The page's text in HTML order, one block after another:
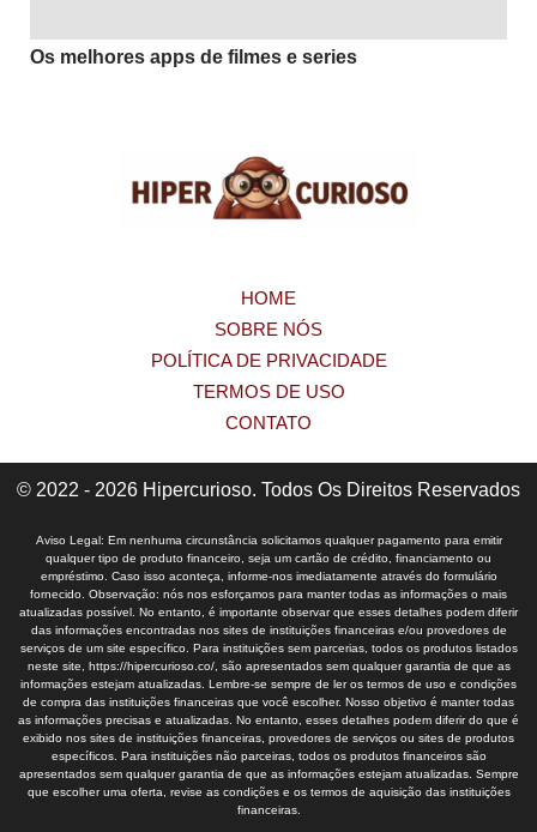
Os melhores apps de filmes e series
HOME
SOBRE NÓS
POLÍTICA DE PRIVACIDADE
TERMOS DE USO
CONTATO
© 2022 - 2026 Hipercurioso. Todos Os Direitos Reservados
Aviso Legal: Em nenhuma circunstância solicitamos qualquer pagamento para emitir
qualquer tipo de produto financeiro, seja um cartão de crédito, financiamento ou
empréstimo. Caso isso aconteça, informe-nos imediatamente através do formulário
fornecido. Observação: nós nos esforçamos para manter todas as informações o mais
atualizadas possível. No entanto, é importante observar que esses detalhes podem diferir
das informações encontradas nos sites de instituições financeiras e/ou provedores de
serviços de um site específico. Para instituições sem parcerias, todos os produtos listados
neste site, https://hipercurioso.co/, são apresentados sem qualquer garantia de que as
informações estejam atualizadas. Lembre-se sempre de ler os termos de uso e condições
de compra das instituições financeiras que você escolher. Nosso objetivo é manter todas
as informações precisas e atualizadas. No entanto, esses detalhes podem diferir do que é
exibido nos sites de instituições financeiras, provedores de serviços ou sites de produtos
específicos. Para instituições não parceiras, todos os produtos financeiros são
apresentados sem qualquer garantia de que as informações estejam atualizadas. Sempre
que escolher uma oferta, revise as condições e os termos de aquisição das instituições
financeiras.